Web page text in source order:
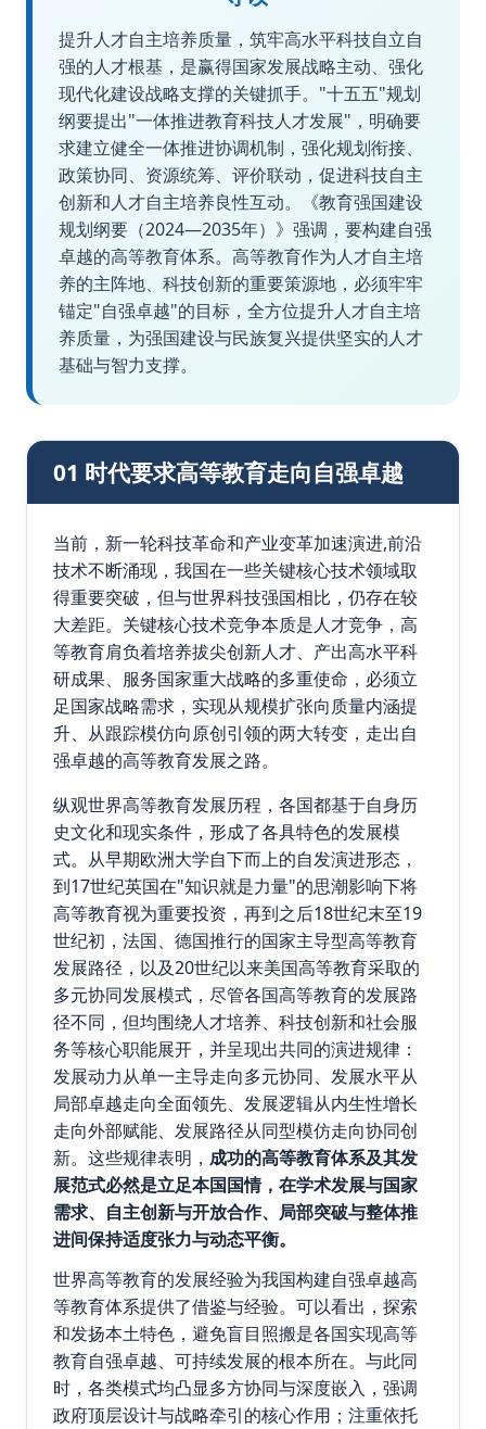
提升人才自主培养质量，筑牢高水平科技自立自
强的人才根基，是赢得国家发展战略主动、强化
现代化建设战略支撑的关键抓手。"十五五"规划
纲要提出"一体推进教育科技人才发展"，明确要
求建立健全一体推进协调机制，强化规划衔接、
政策协同、资源统筹、评价联动，促进科技自主
创新和人才自主培养良性互动。《教育强国建设
规划纲要（2024—2035年）》强调，要构建自强
卓越的高等教育体系。高等教育作为人才自主培
养的主阵地、科技创新的重要策源地，必须牢牢
锚定"自强卓越"的目标，全方位提升人才自主培
养质量，为强国建设与民族复兴提供坚实的人才
基础与智力支撑。
01 时代要求高等教育走向自强卓越
当前，新一轮科技革命和产业变革加速演进,前沿
技术不断涌现，我国在一些关键核心技术领域取
得重要突破，但与世界科技强国相比，仍存在较
大差距。关键核心技术竞争本质是人才竞争，高
等教育肩负着培养拔尖创新人才、产出高水平科
研成果、服务国家重大战略的多重使命，必须立
足国家战略需求，实现从规模扩张向质量内涵提
升、从跟踪模仿向原创引领的两大转变，走出自
强卓越的高等教育发展之路。
纵观世界高等教育发展历程，各国都基于自身历
史文化和现实条件，形成了各具特色的发展模
式。从早期欧洲大学自下而上的自发演进形态，
到17世纪英国在"知识就是力量"的思潮影响下将
高等教育视为重要投资，再到之后18世纪末至19
世纪初，法国、德国推行的国家主导型高等教育
发展路径，以及20世纪以来美国高等教育采取的
多元协同发展模式，尽管各国高等教育的发展路
径不同，但均围绕人才培养、科技创新和社会服
务等核心职能展开，并呈现出共同的演进规律：
发展动力从单一主导走向多元协同、发展水平从
局部卓越走向全面领先、发展逻辑从内生性增长
走向外部赋能、发展路径从同型模仿走向协同创
新。这些规律表明， 成功的高等教育体系及其发
展范式必然是立足本国国情，在学术发展与国家
需求、自主创新与开放合作、局部突破与整体推
进间保持适度张力与动态平衡。
世界高等教育的发展经验为我国构建自强卓越高
等教育体系提供了借鉴与经验。可以看出，探索
和发扬本土特色，避免盲目照搬是各国实现高等
教育自强卓越、可持续发展的根本所在。与此同
时，各类模式均凸显多方协同与深度嵌入，强调
政府顶层设计与战略牵引的核心作用；注重依托